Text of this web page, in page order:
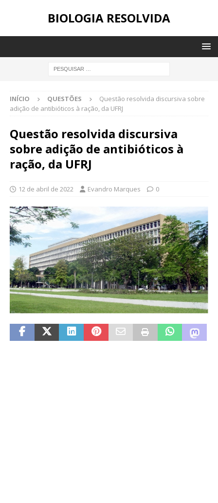
BIOLOGIA RESOLVIDA
INÍCIO QUESTÕES
Questão resolvida discursiva sobre
adição de antibióticos à ração, da UFRJ
Questão resolvida discursiva
sobre adição de antibióticos à
ração, da UFRJ
12 de abril de 2022 Evandro Marques 0